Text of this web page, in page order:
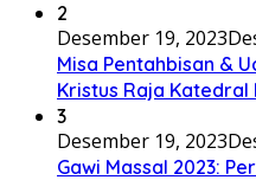
2
Desember 19, 2023
Misa Pentahbisan &
Kristus Raja Katedral
3
Desember 19, 2023
Gawi Massal 2023: